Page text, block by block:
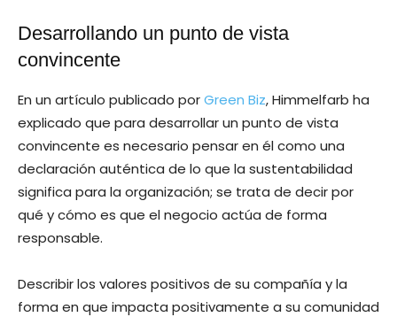
Desarrollando un punto de vista
convincente
En un artículo publicado porGreen Biz, Himmelfarb ha
explicado que para desarrollar un punto de vista
convincente es necesario pensar en él como una
declaración auténtica de lo que la sustentabilidad
significa para la organización; se trata de decir por
qué y cómo es que el negocio actúa de forma
responsable.
Describir los valores positivos de su compañía y la
forma en que impacta positivamente a su comunidad